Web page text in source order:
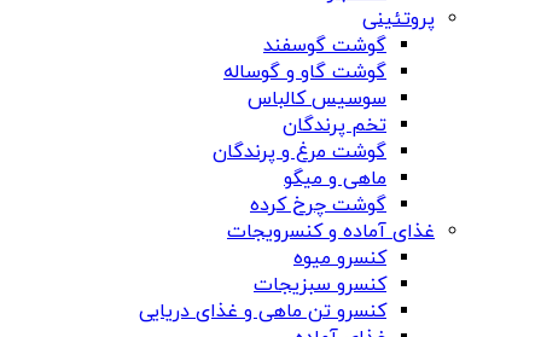
پروتئینی
گوشت گوسفند
گوشت گاو و گوساله
سوسیس کالباس
تخم پرندگان
گوشت مرغ و پرندگان
ماهی و میگو
گوشت چرخ کرده
غذای آماده و کنسرویجات
کنسرو میوه
کنسرو سبزیجات
کنسرو تن ماهی و غذای دریایی